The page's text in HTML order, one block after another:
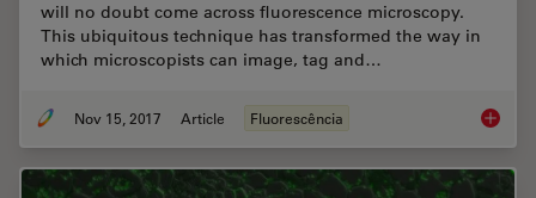
will no doubt come across fluorescence microscopy.
This ubiquitous technique has transformed the way in
which microscopists can image, tag and…
Nov 15, 2017 Article Fluorescência The